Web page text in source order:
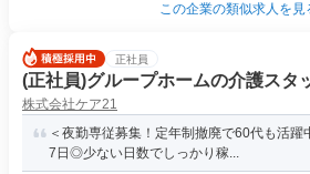
この企業の類似求人を見
正社員
(正社員)グループホームの介護スタ
株式会社ケア21
＜夜勤専従募集！定年制撤廃で60代も活躍
7日◎少ない日数でしっかり稼...